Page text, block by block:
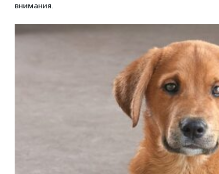
внимания.